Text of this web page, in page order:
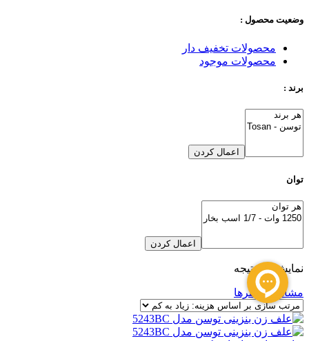
وضعیت محصول :
محصولات تخفیف دار
محصولات موجود
برند :
اعمال کردن
توان
اعمال کردن
نمایش یک نتیجه
مشاهده فیلترها